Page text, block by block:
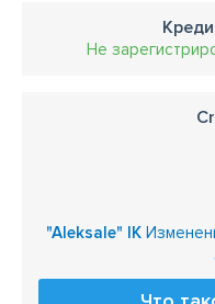
Не
"Aleksale" IK